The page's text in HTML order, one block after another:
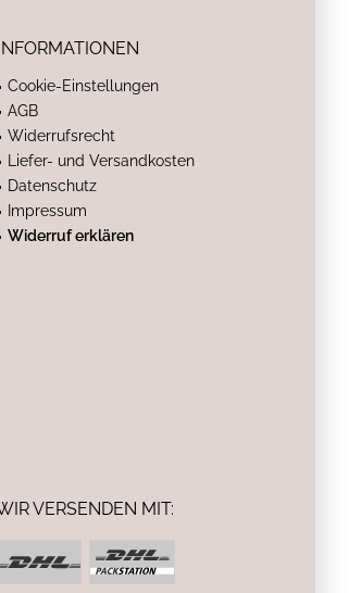
Cookie-Einstellungen
AGB
Widerrufsrecht
Liefer- und Versandkosten
Datenschutz
Impressum
Widerruf erklären
VERSENDEN MIT: